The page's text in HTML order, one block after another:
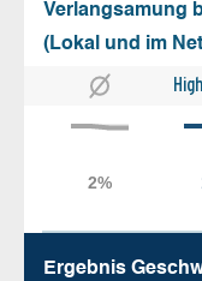
Verlangsamung
(Lokal und im
Ergebnis